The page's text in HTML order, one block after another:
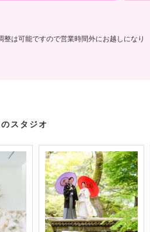
は可能ですので営業時間外にお越しになり
スタジオ